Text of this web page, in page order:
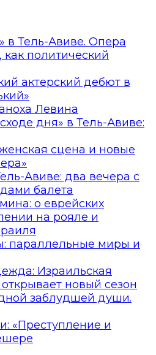
в Тель-Авиве. Опера
политический
актерский дебют в
Левина
дня» в Тель-Авиве:
сцена и новые
Авиве: два вечера с
балета
о еврейских
на рояле и
параллельные миры и
Израильская
новый сезон
заблудшей души.
«Преступление и